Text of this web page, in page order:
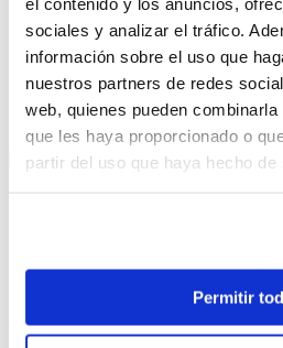
sociales y analizar el tráfico.
información sobre el uso que
nuestros partners de redes
web, quienes pueden
que les haya proporcionado o
partir del uso que haya hecho de
Permitir
Ordenar por:
Produtos selecionados para comparar:0
Nuestras tiendas